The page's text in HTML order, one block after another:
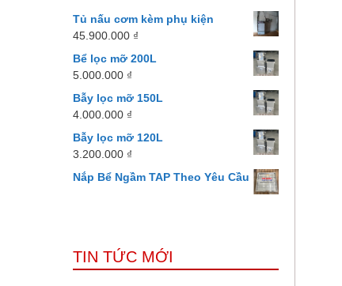
Tủ nấu cơm kèm phụ kiện
45.900.000 ₫
Bể lọc mỡ 200L
5.000.000 ₫
Bẫy lọc mỡ 150L
4.000.000 ₫
Bẫy lọc mỡ 120L
3.200.000 ₫
Nắp Bể Ngầm TAP Theo Yêu Cầu
TIN TỨC MỚI